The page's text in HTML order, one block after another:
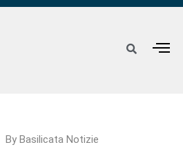
By Basilicata Notizie